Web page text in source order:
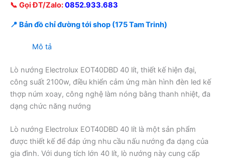
📞 Gọi ĐT/Zalo:0852.933.683
📍 Bản đồ chỉ đường tới shop (175 Tam Trinh)
Mô tả
Lò nướng Electrolux EOT40DBD 40 lít, thiết kế hiện đại,
công suất 2100w, điều khiển cảm ứng màn hình đèn led kế
thợp núm xoay, công nghệ làm nóng bằng thanh nhiệt, đa
dạng chức năng nướng
Lò nướng Electrolux EOT40DBD 40 lít là một sản phẩm
được thiết kế để đáp ứng nhu cầu nấu nướng đa dạng của
gia đình. Với dung tích lớn 40 lít, lò nướng này cung cấp